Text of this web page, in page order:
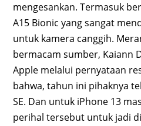
mengesankan. Termasuk
A15 Bionic yang sangat
untuk kamera canggih.
bermacam sumber, Kaiann
Apple melalui pernyataan
bahwa, tahun ini pihaknya
SE. Dan untuk iPhone 13
perihal tersebut untuk jadi